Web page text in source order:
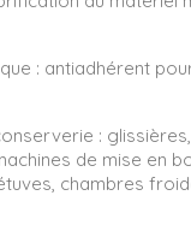
: antiadhérent
:
de mise en
chambres